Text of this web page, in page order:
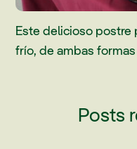
Este delicioso
frío, de ambas
Posts